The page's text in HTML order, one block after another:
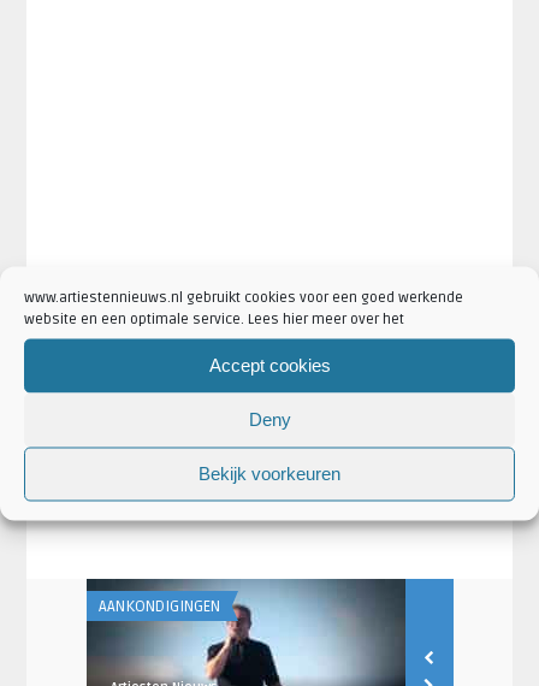
www.artiestennieuws.nl gebruikt cookies voor een goed werkende
website en een optimale service. Lees hier meer over het
Accept cookies
Deny
Bekijk voorkeuren
Maan AM/PM Clubtour Part 2
AM/PM Clutbour·maan clubtour·maan tour
Aankondigingen·Artiesten
Concertaankondigingen·Maan Nieuws·Nieuws
AANKONDIGINGEN